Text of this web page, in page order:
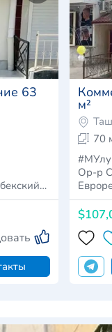
63
м²
70
Ор-р